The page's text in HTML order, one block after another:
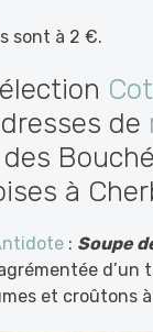
sont à 2 €.
de
à
: Soupe
d’un
et croûtons à